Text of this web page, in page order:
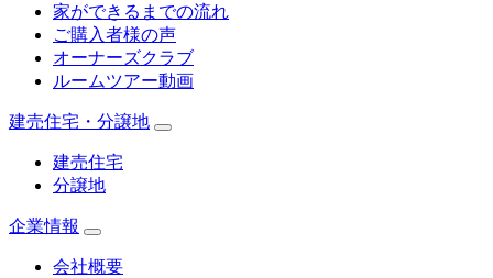
家ができるまでの流れ
ご購入者様の声
オーナーズクラブ
ルームツアー動画
建売住宅・分譲地
建売住宅
分譲地
企業情報
会社概要